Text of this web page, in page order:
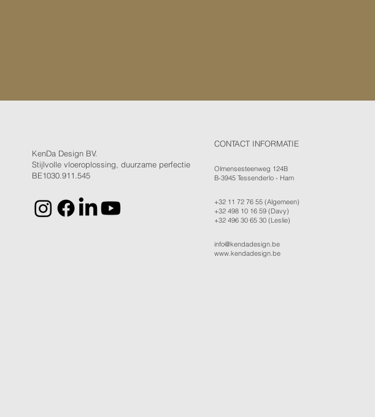
KenDa Design BV.
Stijlvolle vloeroplossing, duurzame perfectie
BE1030.911.545
CONTACT INFORMATIE
Olmensesteenweg 124B
B-3945 Tessenderlo - Ham
+32 11 72 76 55 (Algemeen)
+32 498 10 16 59 (Davy)
+32 496 30 65 30 (Leslie)
info@kendadesign.be
www.kendadesign.be